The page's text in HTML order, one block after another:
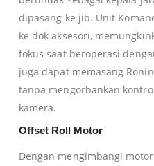
dipasang ke jib. Unit
ke dok aksesori,
fokus saat beroperasi
juga dapat memasang
tanpa mengorbankan
kamera.
Offset Roll Motor
Dengan mengimbangi